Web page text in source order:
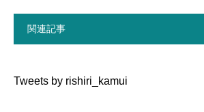
関連記事
Tweets by rishiri_kamui